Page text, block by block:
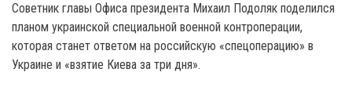
Советник главы Офиса президента Михаил Подоляк поделился
планом украинской специальной военной контроперации,
которая станет ответом на российскую «спецоперацию» в
Украине и «взятие Киева за три дня».